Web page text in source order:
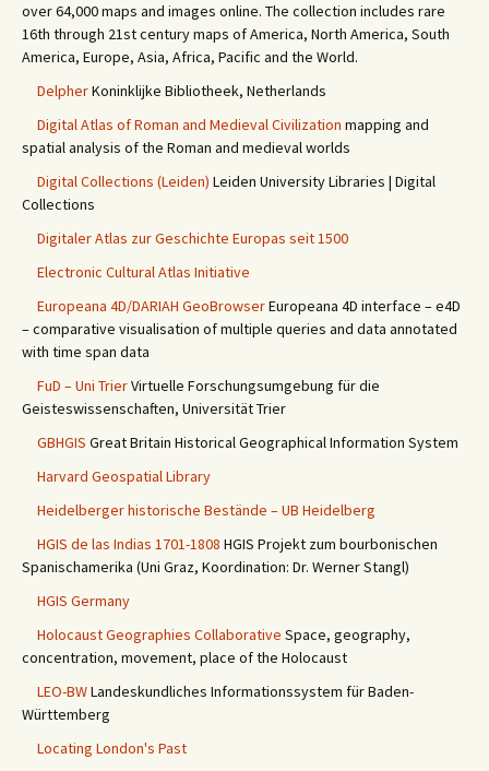
over 64,000 maps and images online. The collection includes rare
16th through 21st century maps of America, North America, South
America, Europe, Asia, Africa, Pacific and the World.
DelpherKoninklijke Bibliotheek, Netherlands
Digital Atlas of Roman and Medieval Civilization mapping and
spatial analysis of the Roman and medieval worlds
Digital Collections (Leiden) Leiden University Libraries | Digital
Collections
Digitaler Atlas zur Geschichte Europas seit 1500
Electronic Cultural Atlas Initiative
Europeana 4D/DARIAH GeoBrowserEuropeana 4D interface – e4D
– comparative visualisation of multiple queries and data annotated
with time span data
FuD – Uni TrierVirtuelle Forschungsumgebung für die
Geisteswissenschaften, Universität Trier
GBHGIS Great Britain Historical Geographical Information System
Harvard Geospatial Library
Heidelberger historische Bestände – UB Heidelberg
HGIS de las Indias 1701-1808 HGIS Projekt zum bourbonischen
Spanischamerika (Uni Graz, Koordination: Dr. Werner Stangl)
HGIS Germany
Holocaust Geographies Collaborative Space, geography,
concentration, movement, place of the Holocaust
LEO-BWLandeskundliches Informationssystem für Baden-
Württemberg
Locating London's Past